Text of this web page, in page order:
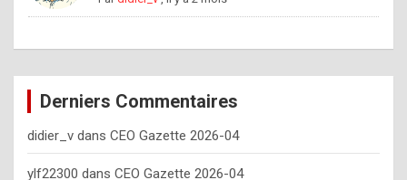
o
e
y
o
Derniers Commentaires
didier_v dans CEO Gazette 2026-04
ylf22300 dans CEO Gazette 2026-04